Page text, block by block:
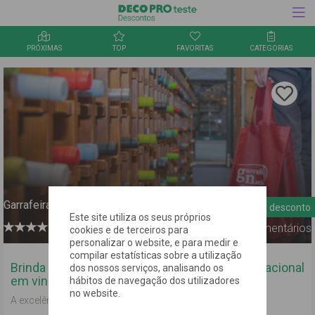
PRÓXIMAS TOP FAVORITAS CATEGORIAS
Inquérito
Clica
para
a oferta
nos
Garrafeira Nacional 10% de desconto
Comentários
Brinda com 10% de desconto na Garrafeira Nacional
em vinhos selecionados!
A excelência está na garrafeira.
Este site utiliza os seus próprios
cookies e de terceiros para
personalizar o website, e para medir e
compilar estatísticas sobre a utilização
dos nossos serviços, analisando os
hábitos de navegação dos utilizadores
no website.